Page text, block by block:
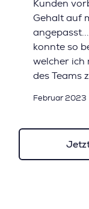
Kunden
Gehalt auf
konnte so
welcher ich
des Teams
Februar 2023